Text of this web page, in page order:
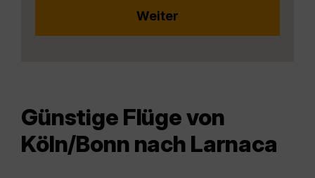
Günstige Flüge von
Köln/Bonn nach Larnaca